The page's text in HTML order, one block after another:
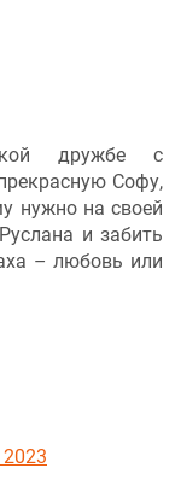
дружбе с
Софу,
нужно на своей
и забить
– любовь или